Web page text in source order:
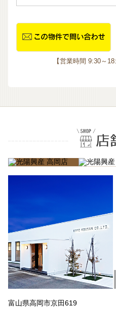
【営業時間 9:30～
富山県高岡市京田619